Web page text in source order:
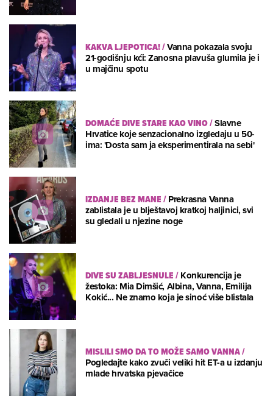
KAKVA LJEPOTICA!/Vanna pokazala svoju
21-godišnju kći: Zanosna plavuša glumila je i
u majčinu spotu
DOMAĆE DIVE STARE KAO VINO/Slavne
Hrvatice koje senzacionalno izgledaju u 50-
ima: 'Dosta sam ja eksperimentirala na sebi'
IZDANJE BEZ MANE/Prekrasna Vanna
zablistala je u blještavoj kratkoj haljinici, svi
su gledali u njezine noge
DIVE SU ZABLJESNULE/Konkurencija je
žestoka: Mia Dimšić, Albina, Vanna, Emilija
Kokić... Ne znamo koja je sinoć više blistala
MISLILI SMO DA TO MOŽE SAMO VANNA/
Pogledajte kako zvuči veliki hit ET-a u izdanju
mlade hrvatska pjevačice